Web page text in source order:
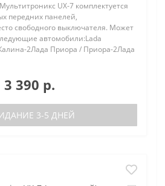
UX-7 комплектуется
передних панелей,
свободного выключателя. Может
автомобили:Lada
2Лада Приора / Приора-2Лада
3 390 р.
3-5 ДНЕЙ